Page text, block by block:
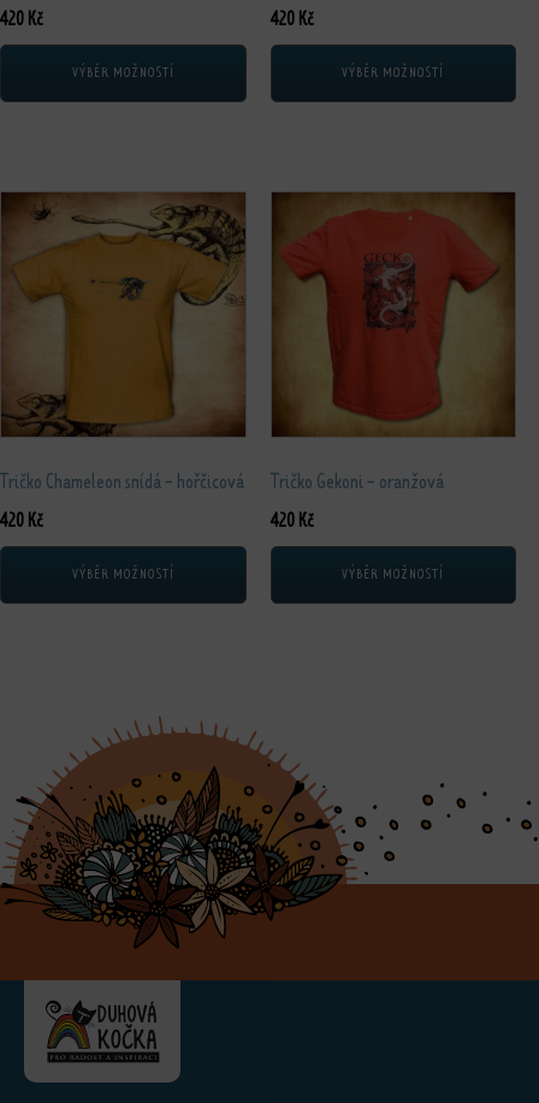
420 Kč
VÝBĚR MOŽNOSTÍ
420 Kč
VÝBĚR MOŽNOSTÍ
Tričko Chameleon snídá - hořčicová
420 Kč
VÝBĚR MOŽNOSTÍ
Tento produkt má více variant. Možnosti lze vybrat na stránce produktu
Tričko Gekoni - oranžová
420 Kč
VÝBĚR MOŽNOSTÍ
Tento produkt má více variant.